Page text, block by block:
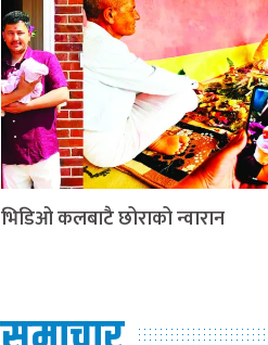
भिडिओ कलबाटै छोराको न्वारान